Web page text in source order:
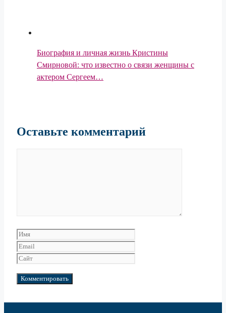
Биография и личная жизнь Кристины
Смирновой: что известно о связи женщины с
актером Сергеем…
Оставьте комментарий
Имя